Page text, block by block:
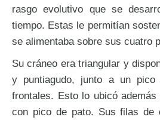
rasgo evolutivo que se
tiempo. Estas le permitían
se alimentaba sobre sus cuatro
Su cráneo era triangular y
y puntiagudo, junto a un
frontales. Esto lo ubicó
con pico de pato. Sus filas de